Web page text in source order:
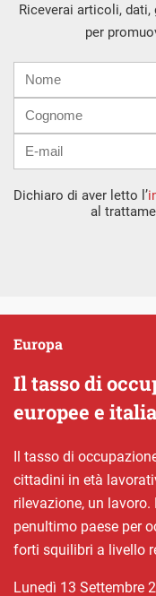
Riceverai articoli,
per
mail
Dichiaro di aver letto l’
al
Il tasso di
europee e
Europa
Il tasso di
cittadini in età
rilevazione, un lavoro.
penultimo paese per
forti squilibri a livello
lunedì 13 Settembre